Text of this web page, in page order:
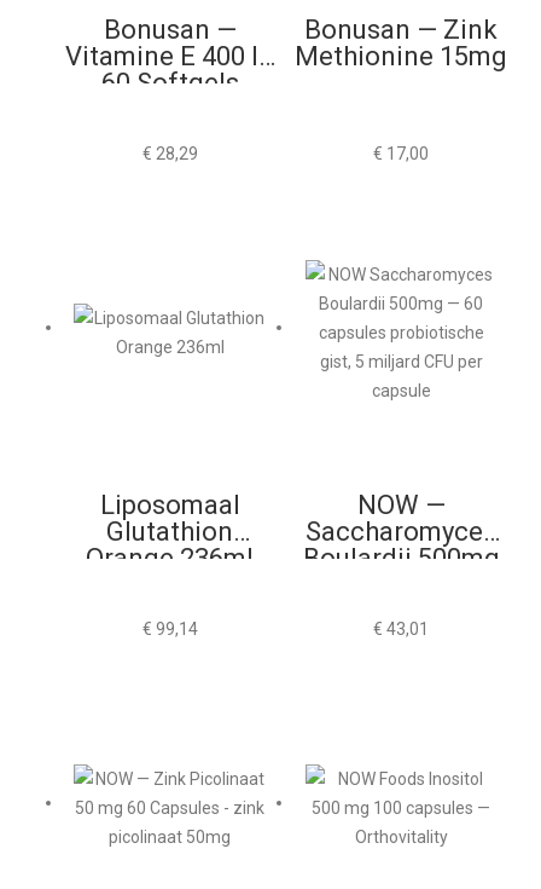
Bonusan —
Vitamine E 400 IU
60 Softgels
€ 28,29
Bonusan — Zink
Methionine 15mg
€ 17,00
Liposomaal
Glutathion
Orange 236ml
€ 99,14
NOW —
Saccharomyces
Boulardii 500mg
€ 43,01